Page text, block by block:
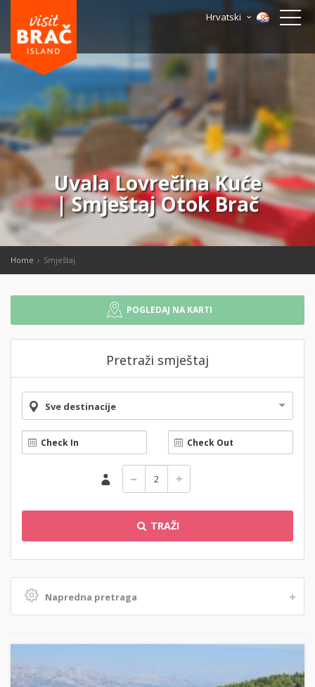
Hrvatski
Uvala Lovrečina Kuće
| Smještaj Otok Brač
Home Smještaj
POGLEDAJ NA KARTI
Pretraži smještaj
Sve destinacije
TRAŽI
Napredna pretraga